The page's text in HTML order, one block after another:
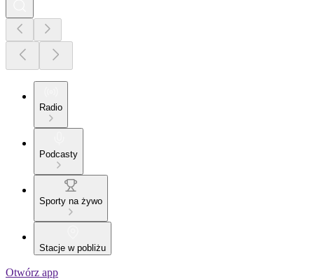
Radio
Podcasty
Sporty na żywo
Stacje w pobliżu
Otwórz app